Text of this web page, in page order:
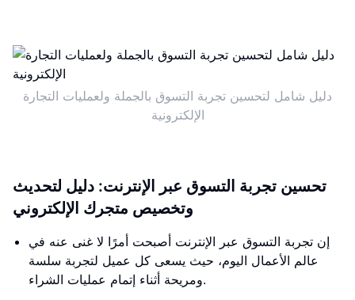
دليل شامل لتحسين تجربة التسوق بالجملة ولعمليات التجارة
الإلكترونية
تحسين تجربة التسوق عبر الإنترنت: دليل لتحديث
وتخصيص متجرك الإلكتروني
إن تجربة التسوق عبر الإنترنت أصبحت أمرًا لا غنى عنه في
عالم الأعمال اليوم، حيث يسعى كل عميل لتجربة سلسة
ومريحة أثناء إتمام عمليات الشراء.